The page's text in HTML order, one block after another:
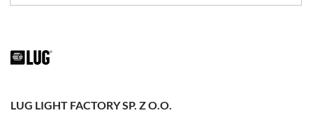
LUG LIGHT FACTORY SP. Z O.O.